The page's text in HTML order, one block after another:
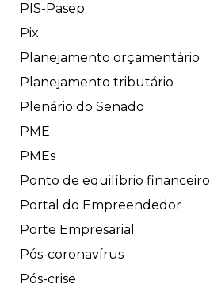
PIS-Pasep
Pix
Planejamento orçamentário
Planejamento tributário
Plenário do Senado
PME
PMEs
Ponto de equilíbrio financeiro
Portal do Empreendedor
Porte Empresarial
Pós-coronavírus
Pós-crise